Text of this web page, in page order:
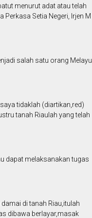
menurut adat atau telah
Perkasa Setia Negeri, Irjen M
salah satu orang Melayu
tidaklah (diartikan,red)
tanah Riaulah yang telah
dapat melaksanakan tugas
di tanah Riau,itulah
dibawa berlayar,masak